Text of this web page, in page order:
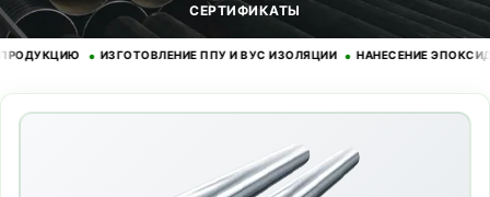
СЕРТИФИКАТЫ
• ИЗГОТОВЛЕНИЕ ППУ И ВУС ИЗОЛЯЦИИ • НАНЕСЕНИЕ